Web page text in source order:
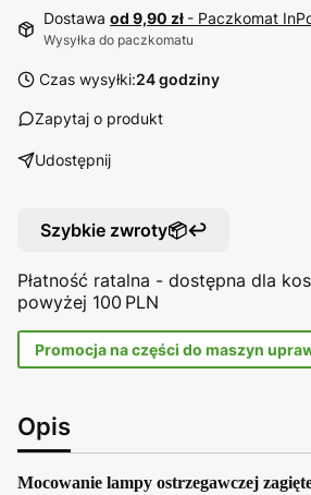
Dostawa od 9,90 zł - Paczkomat
Wysyłka do paczkomatu
Czas wysyłki:24 godziny
Zapytaj o produkt
Udostępnij
Szybkie zwroty📦↩️
Płatność ratalna - dostępna dla
powyżej 100 PLN
Promocja na części do maszyn
Opis
Mocowanie lampy ostrzegawczej